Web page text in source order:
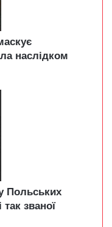
наслідком
Польських
званої